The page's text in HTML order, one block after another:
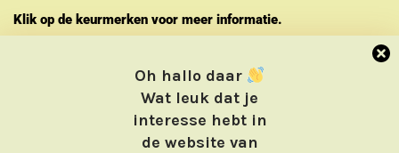
Oh hallo daar
Wat leuk dat je
interesse hebt in
de website van
Klik op de keurmerken voor meer informatie.